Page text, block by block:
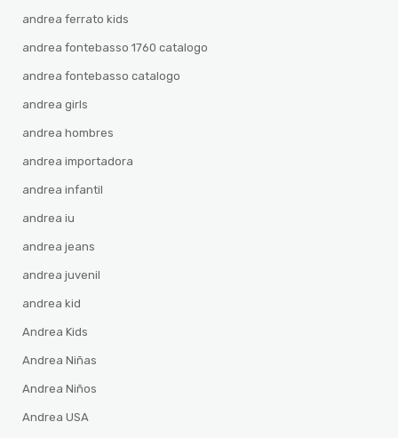
andrea ferrato kids
andrea fontebasso 1760 catalogo
andrea fontebasso catalogo
andrea girls
andrea hombres
andrea importadora
andrea infantil
andrea iu
andrea jeans
andrea juvenil
andrea kid
Andrea Kids
Andrea Niñas
Andrea Niños
Andrea USA